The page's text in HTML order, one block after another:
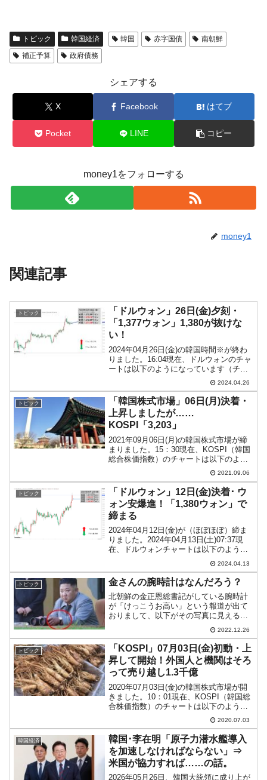
トピック 韓国経済 韓国 赤字国債
南朝鮮
補正予算
政府債務
シェアする
X Facebook はてブ
Pocket LINE コピー
money1をフォローする
money1
関連記事
トピック
「ドルウォン」26日(金)夕刻・
「1,377ウォン」1,380が抜けな
い！
2024年04月26日(金)の韓国時間※が終わ
りました。16:04現在、ドルウォンのチャ
ートは以下のようになっています（チャ
ートは『Investing.com』より引用）。じ
わじわとチャート上で「下へ」圧迫され
ています。現在のところ「1ドル...
2024.04.26
トピック
「韓国株式市場」06日(月)決着・
上昇しましたが……
KOSPI「3,203」
2021年09月06日(月)の韓国株式市場が締
まりました。15：30現在、KOSPI（韓国
総合株価指数）のチャートは以下のよう
『Investing.com』より引用）。上昇はし
ましたが……勢のない感じで、KOSPI...
2021.09.06
トピック
「ドルウォン」12日(金)決着･ ウ
ォン安爆進！「1,380ウォン」で
締まる
2024年04月12日(金)が（ほぼほぼ）締ま
りました。2024年04月13日(土)07:37現
在、ドルウォンチャートは以下のように
『Investing.com』より引用：以下同）。
これからローソク足の調整が入るかも...
2024.04.13
トピック 金さんの腕時計はなんだろう？
北朝鮮の金正恩総書記がしている腕時計
が「けっこうお高い」という報道が出て
おりまして、以下がその写真に見える腕
時計なのですが……。筆者にはとんとこ
ちらの方面の知識がないので、腕時計に
ついて異様に詳しい知人に聞いたとこ
ろ……。①ラグ（ベルトを止...
2022.12.26
トピック
「KOSPI」07月03日(金)初動・上
昇して開始！外国人と機関はそろ
って売り越し1.3千億
2020年07月03日(金)の韓国株式市場が開
きました。10：01現在、KOSPI（韓国総
合株価指数）のチャートは以下のように
『Investing.com』より引用）。大きくギ
ャップアップして始まりましたが、現時
点で...
2020.07.03
韓国経済
韓国･李在明「原子力潜水艦導入
を加速しなければならない」⇒
米国が協力すれば……の話。
2026年05月26日、韓国大統領に成り上が